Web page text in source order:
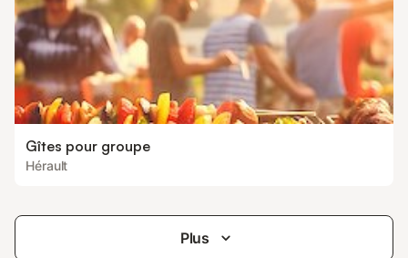
Gîtes pour groupe
Hérault
Plus